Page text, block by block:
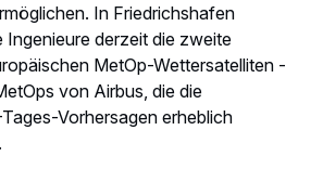
In Friedrichshafen
Ingenieure derzeit die zweite
MetOp-Wettersatelliten -
von Airbus, die die
Vorhersagen erheblich